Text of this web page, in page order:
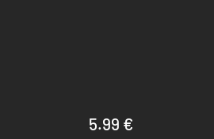
de mutación acechan
5.99 €